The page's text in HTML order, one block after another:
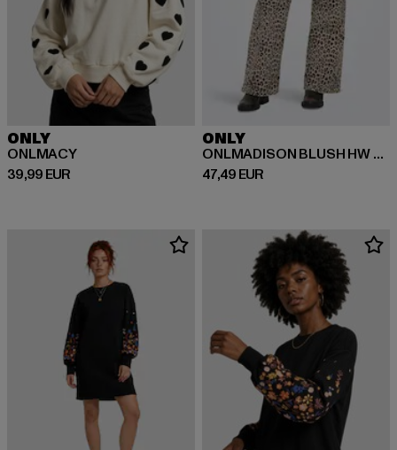
ONLY
ONLMACY
39,99 EUR
Ajankohtainen hinta: 39,99 EUR
ONLY
ONLMADISON BLUSH HW LEO WIDE
47,49 EUR
Ajankohtainen hinta: 47,49 EUR